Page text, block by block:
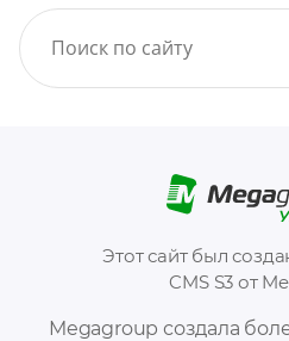
Megagroup создала
Этот сайт был
CMS S3 от